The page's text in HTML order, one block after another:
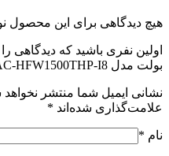
هیچ دیدگاهی برای این محصول
اولین نفری باشید که دیدگاهی
بولت مدل Dahua DH-HAC-HFW1500THP-I8”
نشانی ایمیل شما منتشر
علامت‌گذاری شده‌اند *
نام *